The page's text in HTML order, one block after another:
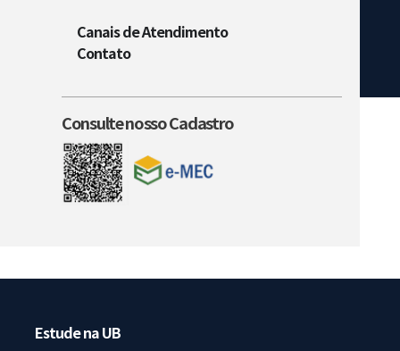
Canais de Atendimento
Contato
Consulte nosso Cadastro
Estude na UB